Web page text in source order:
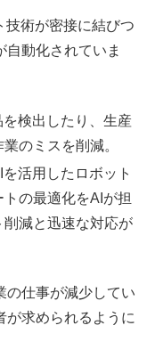
技術が密接に結びつ
自動化されていま
検出したり、生産
のミスを削減。
活用したロボット
の最適化をAIが担
減と迅速な対応が
の仕事が減少してい
が求められるように